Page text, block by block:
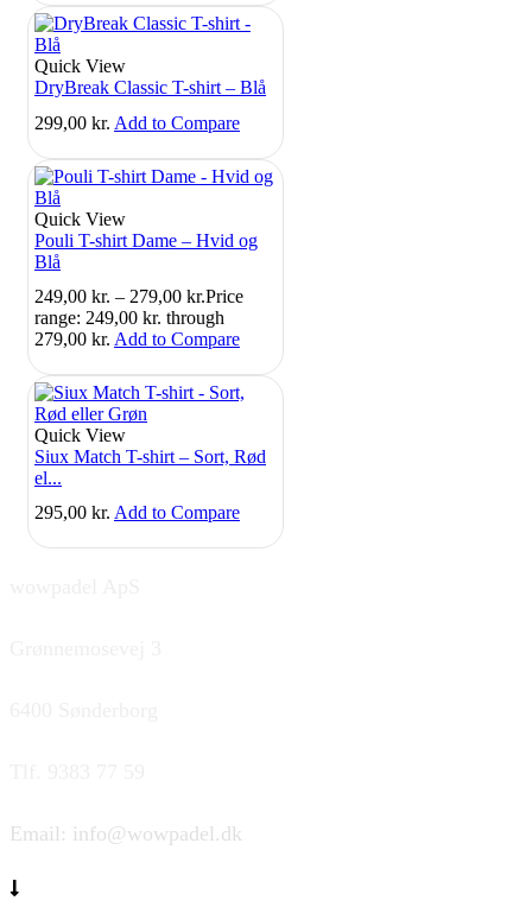
Quick View
DryBreak Classic T-shirt – Blå
299,00 kr. Add to Compare
Quick View
Pouli T-shirt Dame – Hvid og
Blå
249,00 kr. – 279,00 kr.Price
range: 249,00 kr. through
279,00 kr. Add to Compare
Quick View
Siux Match T-shirt – Sort, Rød
el...
295,00 kr. Add to Compare
Email: info@wowpadel.dk